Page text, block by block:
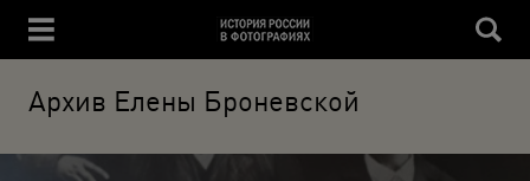
Архив Елены Броневской